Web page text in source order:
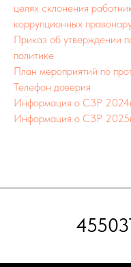
целях склонения
коррупционных
Приказ об утверждении
политике
План мероприятий по
Телефон доверия
Информация о СЗР
Информация о СЗР